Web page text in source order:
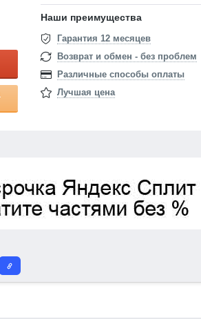
Наши преимущества
Гарантия 12 месяцев
Возврат и обмен - без проблем
Различные способы оплаты
Лучшая цена